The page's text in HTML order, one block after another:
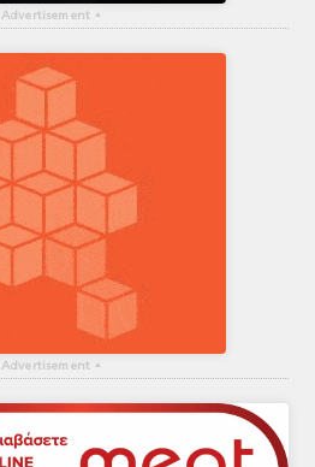
Advertisement ▴
Advertisement ▴